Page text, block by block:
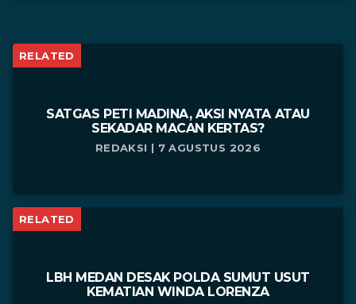
RELATED
SATGAS PETI MADINA, AKSI NYATA ATAU
SEKADAR MACAN KERTAS?
REDAKSI | 7 AGUSTUS 2026
RELATED
LBH MEDAN DESAK POLDA SUMUT USUT
KEMATIAN WINDA LORENZA